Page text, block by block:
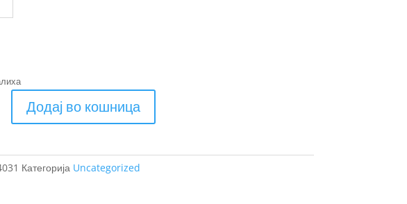
Додај во кошница
Категорија Uncategorized